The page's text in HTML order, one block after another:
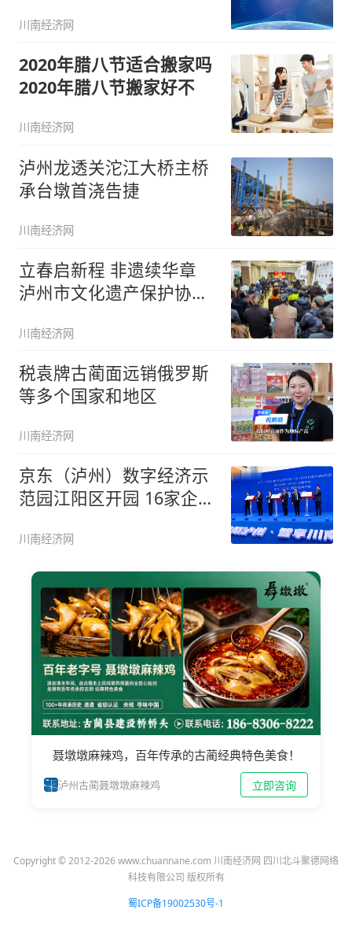
川南经济网
2020年腊八节适合搬家吗
2020年腊八节搬家好不
川南经济网
泸州龙透关沱江大桥主桥
承台墩首浇告捷
川南经济网
立春启新程 非遗续华章
泸州市文化遗产保护协会
川南经济网
税袁牌古蔺面远销俄罗斯
等多个国家和地区
川南经济网
京东（泸州）数字经济示
范园江阳区开园 16家企业
川南经济网
聂墩墩麻辣鸡，百年传承的古蔺经典特色美食！
泸州古蔺聂墩墩麻辣鸡 立即咨询
Copyright © 2012-2026 www.chuannane.com 川南经济网 四川北斗聚德网络
科技有限公司 版权所有
蜀ICP备19002530号-1